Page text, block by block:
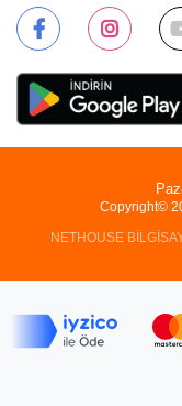
Copyright©
NETHOUSE